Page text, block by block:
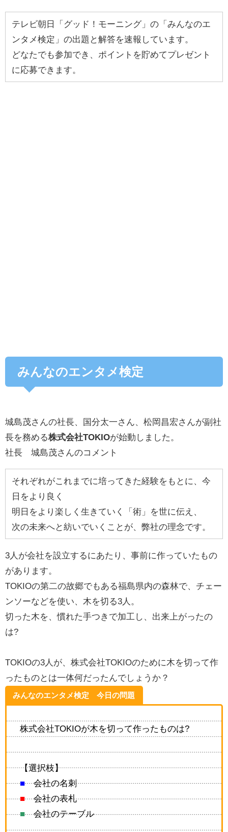
テレビ朝日「グッド！モーニング」の「みんなのエ
ンタメ検定」の出題と解答を速報しています。
どなたでも参加でき、ポイントを貯めてプレゼント
に応募できます。
みんなのエンタメ検定
城島茂さんの社長、国分太一さん、松岡昌宏さんが副社
長を務める株式会社TOKIOが始動しました。
社長 城島茂さんのコメント
それぞれがこれまでに培ってきた経験をもとに、今
日をより良く
明日をより楽しく生きていく「術」を世に伝え、
次の未来へと紡いでいくことが、弊社の理念です。
3人が会社を設立するにあたり、事前に作っていたもの
があります。
TOKIOの第二の故郷でもある福島県内の森林で、チェー
ンソーなどを使い、木を切る3人。
切った木を、慣れた手つきで加工し、出来上がったの
は?
TOKIOの3人が、株式会社TOKIOのために木を切って作
ったものとは一体何だったんでしょうか？
みんなのエンタメ検定 今日の問題
株式会社TOKIOが木を切って作ったものは?
【選択枝】
■会社の名刺
■会社の表札
■会社のテーブル